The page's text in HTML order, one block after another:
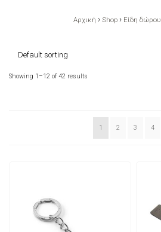
Αρχική › Shop › Είδη δώρου
Showing 1–12 of 42 results
1 2 3 4